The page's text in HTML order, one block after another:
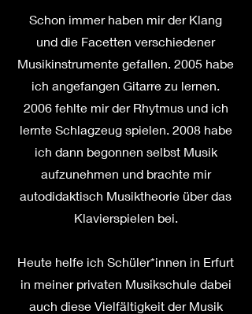
Schon immer haben mir der Klang
und die Facetten verschiedener
Musikinstrumente gefallen. 2005 habe
ich angefangen Gitarre zu lernen.
2006 fehlte mir der Rhytmus und ich
lernte Schlagzeug spielen. 2008 habe
ich dann begonnen selbst Musik
aufzunehmen und brachte mir
autodidaktisch Musiktheorie über das
Klavierspielen bei.
Heute helfe ich Schüler*innen in Erfurt
in meiner privaten Musikschule dabei
auch diese Vielfältigkeit der Musik